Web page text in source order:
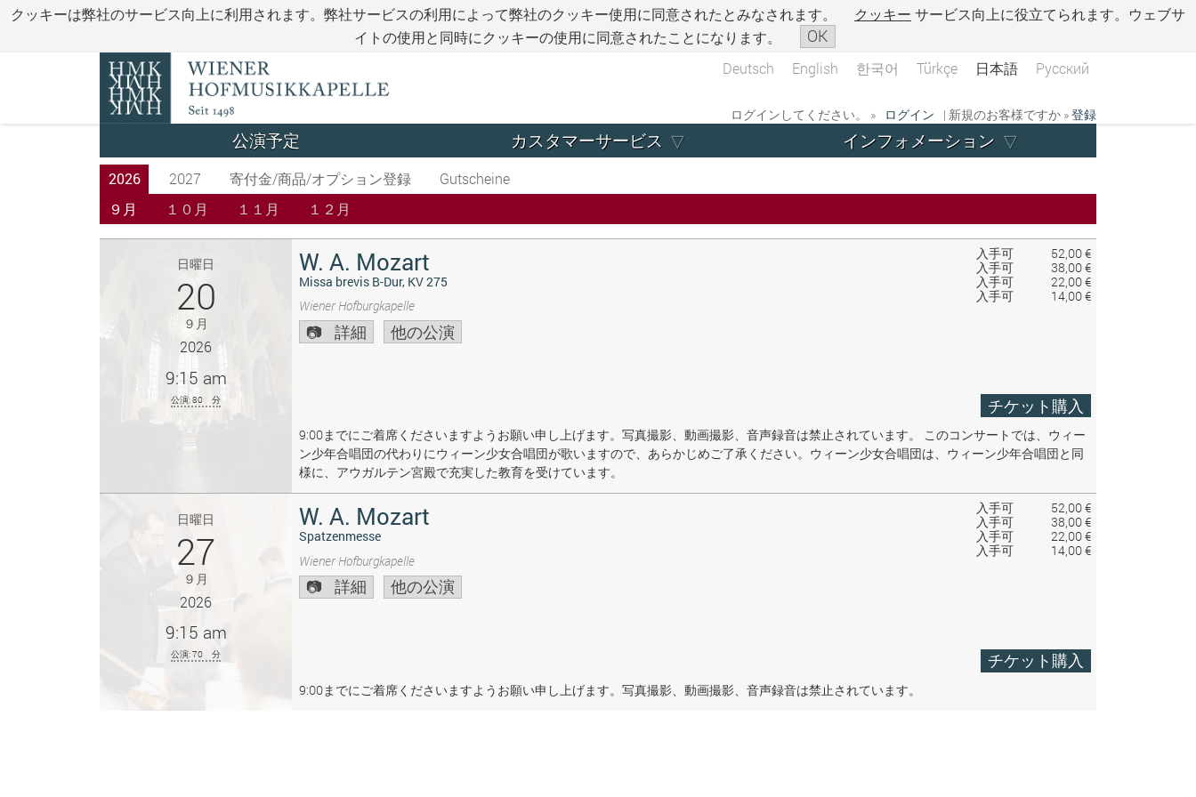
クッキーは弊社のサービス向上に利用されます。弊社サービスの利用によって弊社のクッキー使用に同意されたとみなされます。 クッキー サービス向上に役立てられます。ウェブサ
イトの使用と同時にクッキーの使用に同意されたことになります。
OK
Deutsch English 한국어 Türkçe 日本語 Русский
ログインしてください。 » ログイン | 新規のお客様ですか »登録
公演予定 カスタマーサービス インフォメーション
2026 2027 寄付金/商品/オプション登録
Gutscheine
９月
１０月 １１月 １２月
入手可
52,00 €
入手可
38,00 €
入手可
22,00 €
入手可
14,00 €
日曜日
20
９月
2026
9:15 am
公演: 80 分
W. A. Mozart
Missa brevis B-Dur, KV 275
Wiener Hofburgkapelle
詳細 他の公演
チケット購入
9:00までにご着席くださいますようお願い申し上げます。写真撮影、動画撮影、音声録音は禁止されています。 このコンサートでは、ウィー
ン少年合唱団の代わりにウィーン少女合唱団が歌いますので、あらかじめご了承ください。ウィーン少女合唱団は、ウィーン少年合唱団と同
様に、アウガルテン宮殿で充実した教育を受けています。
入手可
52,00 €
入手可
38,00 €
入手可
22,00 €
入手可
14,00 €
日曜日
27
９月
2026
9:15 am
公演: 70 分
W. A. Mozart
Spatzenmesse
Wiener Hofburgkapelle
詳細 他の公演
チケット購入
9:00までにご着席くださいますようお願い申し上げます。写真撮影、動画撮影、音声録音は禁止されています。